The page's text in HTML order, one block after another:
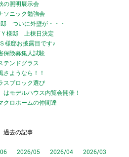
の照明展示会
ソニック勉強会
ついに外壁が・・・
Ｙ様邸 上棟日決定
様邸お披露目です♪
保険募集人試験
テンドグラス
さようなら！！
スブロック選び
はモデルハウス内覧会開催！
クロホームの仲間達
過去の記事
2026/05 2026/04
2026/03